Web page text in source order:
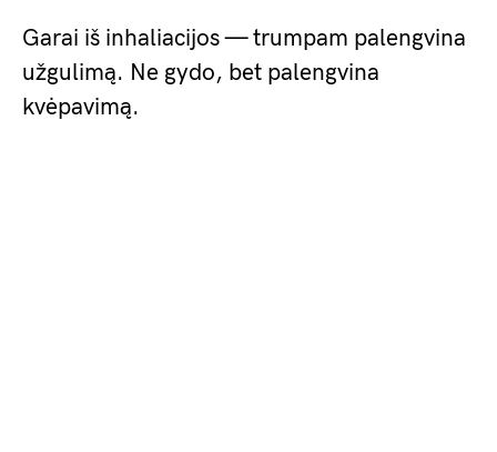
Garai iš inhaliacijos — trumpam palengvina
užgulimą. Ne gydo, bet palengvina
kvėpavimą.